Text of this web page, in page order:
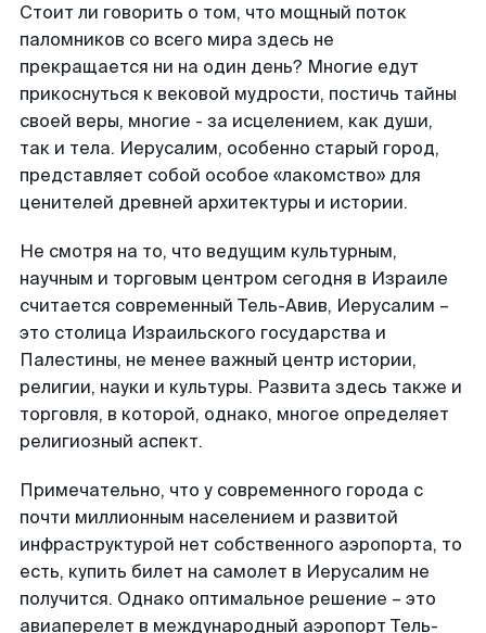
Стоит ли говорить о том, что мощный поток
паломников со всего мира здесь не
прекращается ни на один день? Многие едут
прикоснуться к вековой мудрости, постичь тайны
своей веры, многие - за исцелением, как души,
так и тела. Иерусалим, особенно старый город,
представляет собой особое «лакомство» для
ценителей древней архитектуры и истории.
Не смотря на то, что ведущим культурным,
научным и торговым центром сегодня в Израиле
считается современный Тель-Авив, Иерусалим –
это столица Израильского государства и
Палестины, не менее важный центр истории,
религии, науки и культуры. Развита здесь также и
торговля, в которой, однако, многое определяет
религиозный аспект.
Примечательно, что у современного города с
почти миллионным населением и развитой
инфраструктурой нет собственного аэропорта, то
есть, купить билет на самолет в Иерусалим не
получится. Однако оптимальное решение – это
авиаперелет в международный аэропорт Тель-